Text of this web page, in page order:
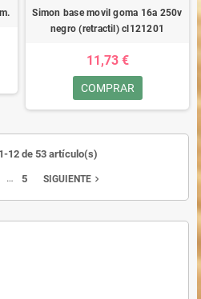
Simon base movil goma 16a 250v
negro (retractil) cl121201
11,73 €
COMPRAR
12 de 53 artículo(s)
… 5 SIGUIENTEnavigate_next